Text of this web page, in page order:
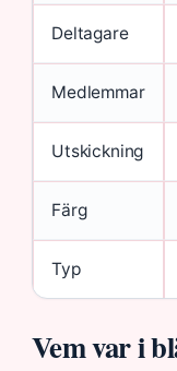
Deltagare
Medlemmar
Utskickning
Färg
Typ
Vem var i